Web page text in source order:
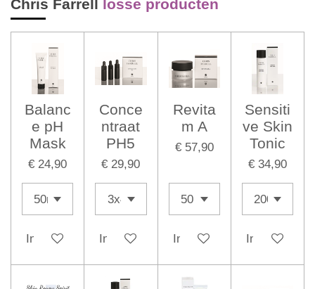
Chris Farrell losse producten
Balanc
e pH
Mask
€ 24,90
In winkelwagen
Conce
ntraat
PH5
€ 29,90
In winkelwagen
Revita
m A
€ 57,90
In winkelwagen
Sensiti
ve Skin
Tonic
€ 34,90
In